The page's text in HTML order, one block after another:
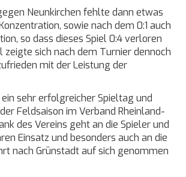
Neunkirchen fehlte dann etwas
sowie nach dem 0:1 auch
so dass dieses Spiel 0:4 verloren
zeigte sich nach dem Turnier dennoch
mit der Leistung der
sehr erfolgreicher Spieltag und
Feldsaison im Verband Rheinland-
des Vereins geht an die Spieler und
Einsatz und besonders auch an die
nach Grünstadt auf sich genommen